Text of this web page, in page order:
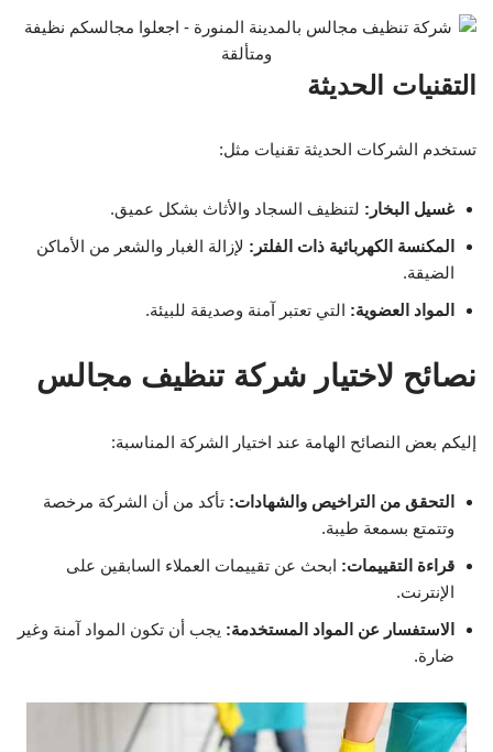
التقنيات الحديثة
تستخدم الشركات الحديثة تقنيات مثل:
غسيل البخار: لتنظيف السجاد والأثاث بشكل عميق.
المكنسة الكهربائية ذات الفلتر: لإزالة الغبار والشعر من الأماكن
الضيقة.
المواد العضوية: التي تعتبر آمنة وصديقة للبيئة.
نصائح لاختيار شركة تنظيف مجالس
إليكم بعض النصائح الهامة عند اختيار الشركة المناسبة:
التحقق من التراخيص والشهادات: تأكد من أن الشركة مرخصة
وتتمتع بسمعة طيبة.
قراءة التقييمات: ابحث عن تقييمات العملاء السابقين على
الإنترنت.
الاستفسار عن المواد المستخدمة: يجب أن تكون المواد آمنة وغير
ضارة.